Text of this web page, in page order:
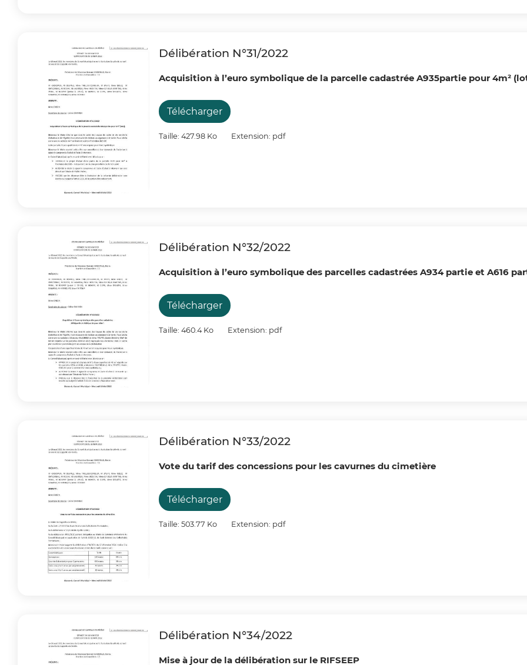
Délibération N°31/2022
Acquisition à l’euro symbolique de la parcelle cadastrée A935partie pour 4m²
Télécharger
Taille: 427.98 Ko Extension: pdf
Délibération N°32/2022
Acquisition à l’euro symbolique des parcelles cadastrées A934 partie et A616
Télécharger
Taille: 460.4 Ko Extension: pdf
Délibération N°33/2022
Vote du tarif des concessions pour les cavurnes du cimetière
Télécharger
Taille: 503.77 Ko Extension: pdf
Délibération N°34/2022
Mise à jour de la délibération sur le RIFSEEP